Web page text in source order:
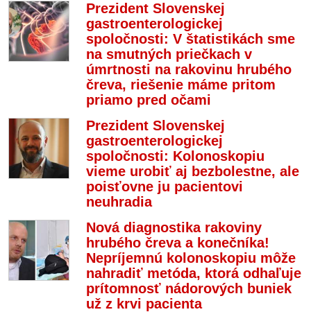
Prezident Slovenskej
gastroenterologickej
spoločnosti: V štatistikách sme
na smutných priečkach v
úmrtnosti na rakovinu hrubého
čreva, riešenie máme pritom
priamo pred očami
Prezident Slovenskej
gastroenterologickej
spoločnosti: Kolonoskopiu
vieme urobiť aj bezbolestne, ale
poisťovne ju pacientovi
neuhradia
Nová diagnostika rakoviny
hrubého čreva a konečníka!
Nepríjemnú kolonoskopiu môže
nahradiť metóda, ktorá odhaľuje
prítomnosť nádorových buniek
už z krvi pacienta